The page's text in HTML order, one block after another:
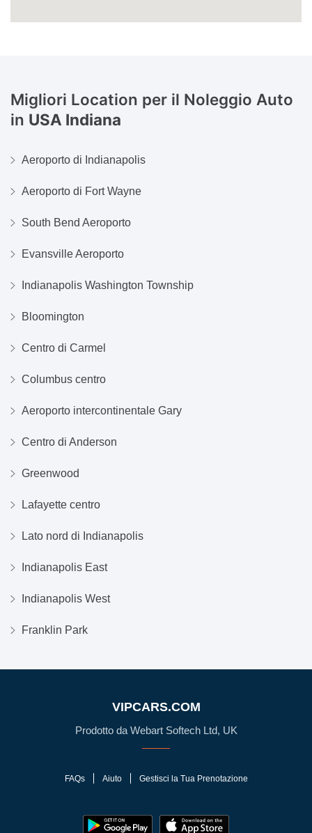
Migliori Location per il Noleggio Auto
in USA Indiana
Aeroporto di Indianapolis
Aeroporto di Fort Wayne
South Bend Aeroporto
Evansville Aeroporto
Indianapolis Washington Township
Bloomington
Centro di Carmel
Columbus centro
Aeroporto intercontinentale Gary
Centro di Anderson
Greenwood
Lafayette centro
Lato nord di Indianapolis
Indianapolis East
Indianapolis West
Franklin Park
VIPCARS.COM
Prodotto da Webart Softech Ltd, UK
FAQs Aiuto Gestisci la Tua Prenotazione